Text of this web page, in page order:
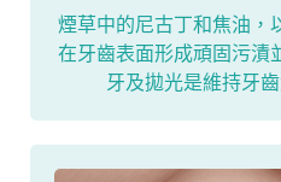
煙草中的尼古丁和焦油，
在牙齒表面形成頑固污漬
牙及拋光是維持牙